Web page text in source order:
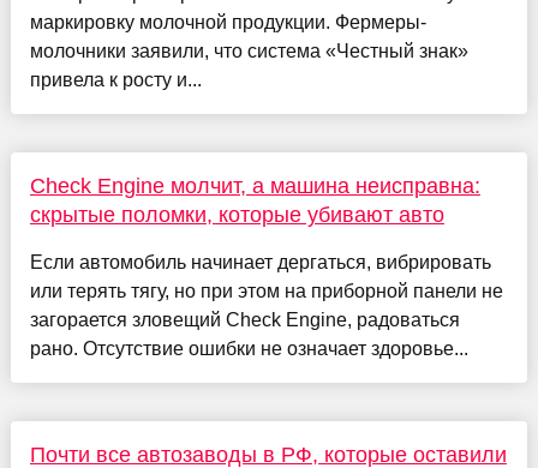
маркировку молочной продукции. Фермеры-
молочники заявили, что система «Честный знак»
привела к росту и...
Check Engine молчит, а машина неисправна:
скрытые поломки, которые убивают авто
Если автомобиль начинает дергаться, вибрировать
или терять тягу, но при этом на приборной панели не
загорается зловещий Check Engine, радоваться
рано. Отсутствие ошибки не означает здоровье...
Почти все автозаводы в РФ, которые оставили